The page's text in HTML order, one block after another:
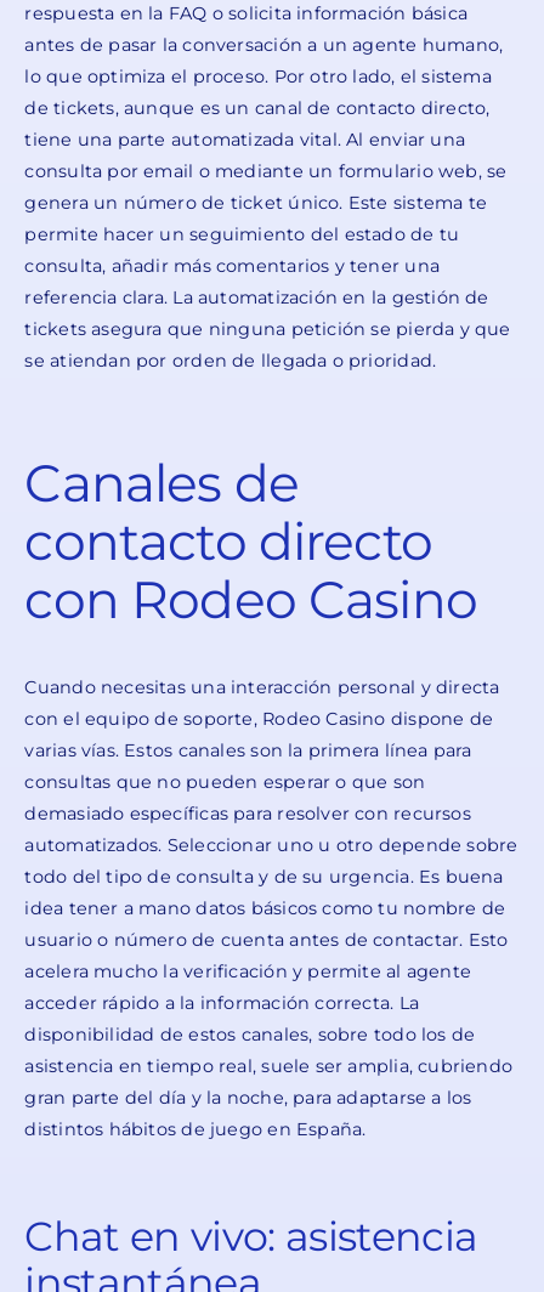
respuesta en la FAQ o solicita información básica
antes de pasar la conversación a un agente humano,
lo que optimiza el proceso. Por otro lado, el sistema
de tickets, aunque es un canal de contacto directo,
tiene una parte automatizada vital. Al enviar una
consulta por email o mediante un formulario web, se
genera un número de ticket único. Este sistema te
permite hacer un seguimiento del estado de tu
consulta, añadir más comentarios y tener una
referencia clara. La automatización en la gestión de
tickets asegura que ninguna petición se pierda y que
se atiendan por orden de llegada o prioridad.
Canales de
contacto directo
con Rodeo Casino
Cuando necesitas una interacción personal y directa
con el equipo de soporte, Rodeo Casino dispone de
varias vías. Estos canales son la primera línea para
consultas que no pueden esperar o que son
demasiado específicas para resolver con recursos
automatizados. Seleccionar uno u otro depende sobre
todo del tipo de consulta y de su urgencia. Es buena
idea tener a mano datos básicos como tu nombre de
usuario o número de cuenta antes de contactar. Esto
acelera mucho la verificación y permite al agente
acceder rápido a la información correcta. La
disponibilidad de estos canales, sobre todo los de
asistencia en tiempo real, suele ser amplia, cubriendo
gran parte del día y la noche, para adaptarse a los
distintos hábitos de juego en España.
Chat en vivo: asistencia
instantánea